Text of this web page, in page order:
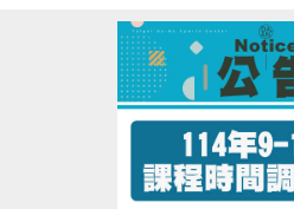
※06:00-22:00營運時間內，
適能櫃台領券，即可免費進
※泳池容留人數250人，體適
上限即停止入場，採一進
※體適能使用須滿16歲(含)以